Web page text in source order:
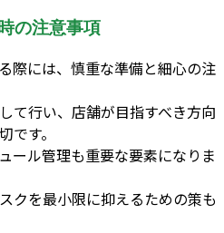
の注意事項
際には、慎重な準備と細心の注
て行い、店舗が目指すべき方向
です。
ール管理も重要な要素になりま
クを最小限に抑えるための策も